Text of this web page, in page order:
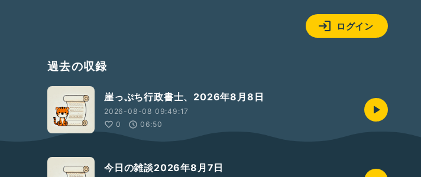
ログイン
過去の収録
崖っぷち行政書士、2026年8月8日
2026-08-08 09:49:17
0
06:50
今日の雑談2026年8月7日